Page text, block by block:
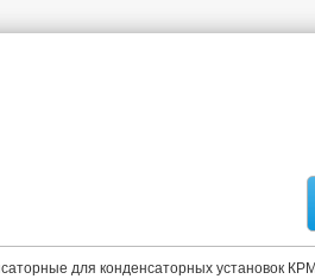
для конденсаторных установок КРМ